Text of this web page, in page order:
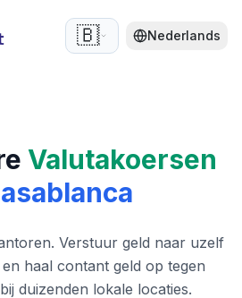
🇧🇪 Nederlands
Valutakoersen
Verstuur geld naar uzelf
haal contant geld op tegen
duizenden lokale locaties.